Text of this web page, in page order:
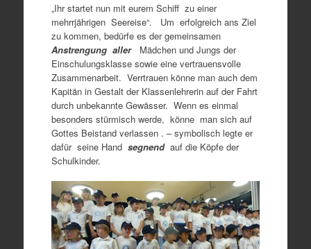
„Ihr startet nun mit eurem Schiff zu einer
mehrrjährigen Seereise“. Um erfolgreich ans Ziel
zu kommen, bedürfe es der gemeinsamen
Anstrengung aller
Mädchen und Jungs der
Einschulungsklasse sowie eine vertrauensvolle
Zusammenarbeit. Verrtrauen könne man auch dem
Kapitän in Gestalt der Klassenlehrerin auf der Fahrt
durch unbekannte Gewässer. Wenn es einmal
besonders stürmisch werde, könne man sich auf
Gottes Beistand verlassen . – symbolisch legte er
dafür seine Hand segnend auf die Köpfe der
Schulkinder.